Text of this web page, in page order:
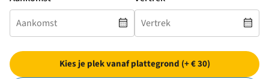
Kies je plek vanaf plattegrond (+ € 30)